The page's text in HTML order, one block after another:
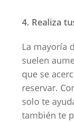
Realiza
La mayoría
suelen
que se
reservar.
solo te
también te